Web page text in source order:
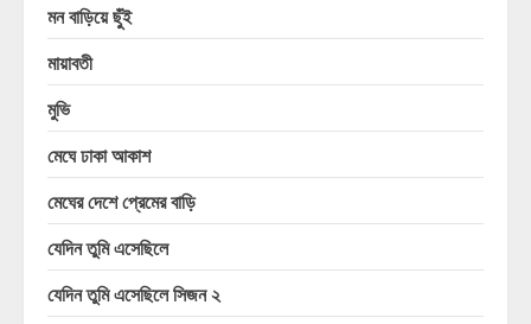
মন বাড়িয়ে ছুঁই
মায়াবতী
মুভি
মেঘে ঢাকা আকাশ
মেঘের দেশে প্রেমের বাড়ি
যেদিন তুমি এসেছিলে
যেদিন তুমি এসেছিলে সিজন ২